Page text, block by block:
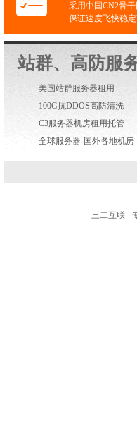
采用中国CN2骨
保证速度飞快稳
站群、高防服
美国站群服务器租用
100G抗DDOS高防清洗
C3服务器机房租用托管
全球服务器-国外各地机房
三二互联-